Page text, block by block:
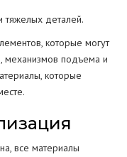
тяжелых деталей.
которые могут
механизмов подъема и
которые
все материалы